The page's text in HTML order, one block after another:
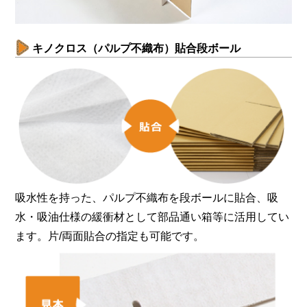
キノクロス（パルプ不織布）貼合段ボール
吸水性を持った、パルプ不織布を段ボールに貼合、吸
水・吸油仕様の緩衝材として部品通い箱等に活用してい
ます。片/両面貼合の指定も可能です。